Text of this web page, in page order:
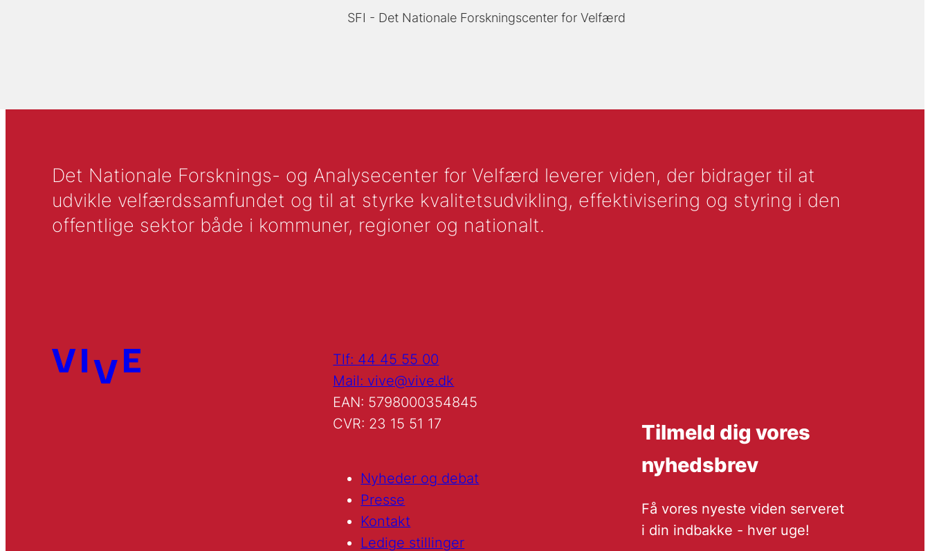
SFI - Det Nationale Forskningscenter for Velfærd
Det Nationale Forsknings- og Analysecenter for Velfærd leverer viden, der bidrager til at
udvikle velfærdssamfundet og til at styrke kvalitetsudvikling, effektivisering og styring i den
offentlige sektor både i kommuner, regioner og nationalt.
Tlf: 44 45 55 00
Mail: vive@vive.dk
EAN: 5798000354845
CVR: 23 15 51 17
Nyheder og debat
Presse
Kontakt
Ledige stillinger
Tilmeld dig vores
nyhedsbrev
Få vores nyeste viden serveret
i din indbakke - hver uge!